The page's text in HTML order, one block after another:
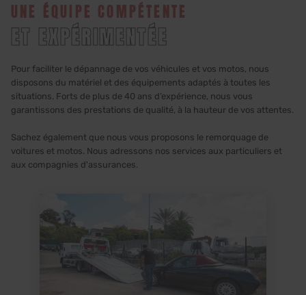
UNE ÉQUIPE COMPÉTENTE
ET EXPÉRIMENTÉE
Pour faciliter le dépannage de vos véhicules et vos motos, nous
disposons du matériel et des équipements adaptés à toutes les
situations. Forts de plus de 40 ans d’expérience, nous vous
garantissons des prestations de qualité, à la hauteur de vos attentes.
Sachez également que nous vous proposons le remorquage de
voitures et motos. Nous adressons nos services aux particuliers et
aux compagnies d'assurances.